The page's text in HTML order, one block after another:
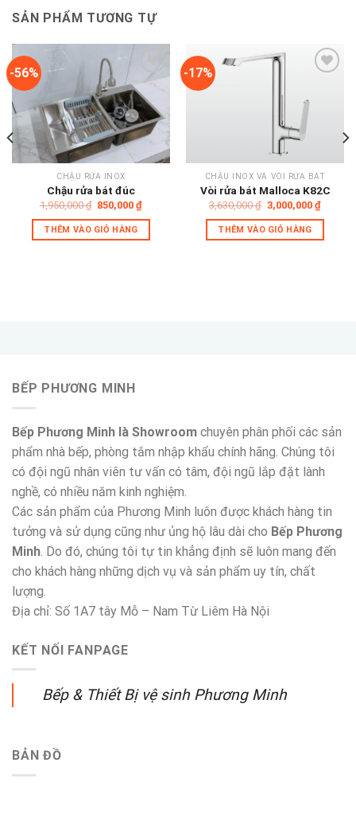
SẢN PHẨM TƯƠNG TỰ
-56%
Add to
wishlist
CHẬU RỬA INOX
Chậu rửa bát đúc
1,950,000₫ Giá
gốc
là:
1,950,000 ₫.
850,000₫Giá
tại
THÊM VÀO GIỎ HÀNG
-17%
Add to
wishlist
CHẬU INOX VÀ VÒI RỬA BÁT
Vòi rửa bát Malloca K82C
3,630,000₫ Giá
gốc
là:
3,630,000 ₫.
3,000,000 ₫Giá
hiện
tại
THÊM VÀO GIỎ HÀNG
BẾP PHƯƠNG MINH
Bếp Phương Minh là Showroom chuyên phân phối các sản
phẩm nhà bếp, phòng tắm nhập khẩu chính hãng. Chúng tôi
có đội ngũ nhân viên tư vấn có tâm, đội ngũ lắp đặt lành
nghề, có nhiều năm kinh nghiệm.
Các sản phẩm của Phương Minh luôn được khách hàng tin
tưởng và sử dụng cũng như ủng hộ lâu dài cho Bếp Phương
Minh. Do đó, chúng tôi tự tin khẳng định sẽ luôn mang đến
cho khách hàng những dịch vụ và sản phẩm uy tín, chất
lượng.
Địa chỉ: Số 1A7 tây Mỗ – Nam Từ Liêm Hà Nội
KẾT NỐI FANPAGE
Bếp & Thiết Bị vệ sinh Phương Minh
BẢN ĐỒ